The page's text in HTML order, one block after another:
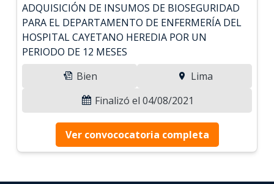
ADQUISICIÓN DE INSUMOS DE BIOSEGURIDAD
PARA EL DEPARTAMENTO DE ENFERMERÍA DEL
HOSPITAL CAYETANO HEREDIA POR UN
PERIODO DE 12 MESES
Bien
Lima
Finalizó el 04/08/2021
Ver convococatoria completa